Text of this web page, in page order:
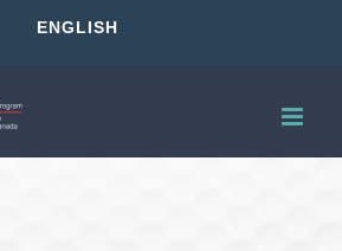
ENGLISH